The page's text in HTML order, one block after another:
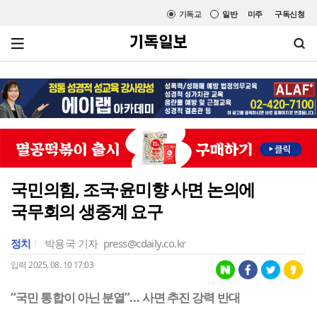
미주 구독신청
일반
기독교
국민의힘, 조국·윤미향 사면 논의에
국무회의 생중계 요구
정치 박용국 기자 press@cdaily.co.kr
입력 2025. 08. 10 17:03
“국민 통합이 아닌 분열”… 사면 추진 강력 반대